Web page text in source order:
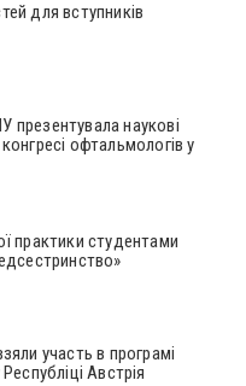
для вступників
наукові
офтальмологів у
практики студентами
участь в програмі
Австрія